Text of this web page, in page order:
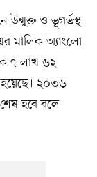
উন্মুক্ত ও ভূগর্ভস্থ
মালিক অ্যাংলো
৭ লাখ ৬২
২০৩৬
হবে বলে